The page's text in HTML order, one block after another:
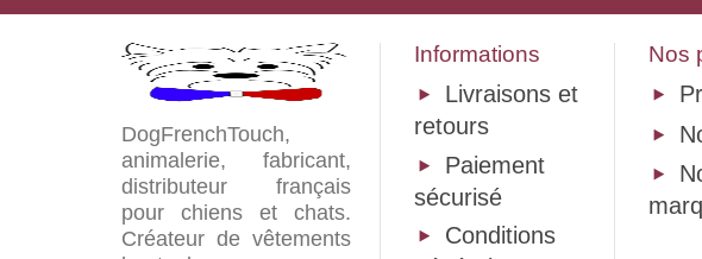
DogFrenchTouch,
animalerie, fabricant,
distributeur français
pour chiens et chats.
Créateur de vêtements
Informations
Livraisons et
retours
Paiement
sécurisé
Conditions
Nos